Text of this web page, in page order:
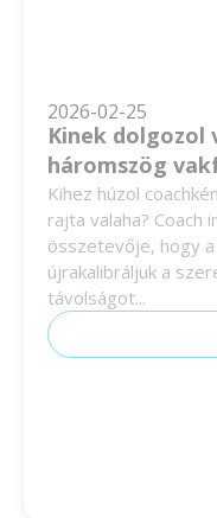
2026-02-25
Kinek dolgozol
háromszög
Kihez húzol
rajta valaha? Coach
összetevője, hogy
újrakalibráljuk a
távolságot...